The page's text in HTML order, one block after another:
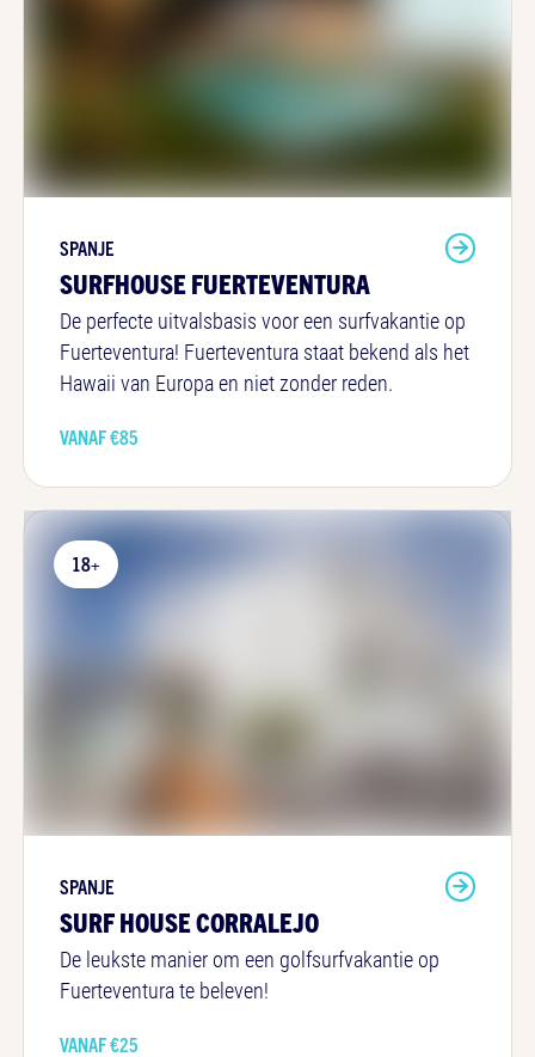
SPANJE
SURFHOUSE FUERTEVENTURA
De perfecte uitvalsbasis voor een surfvakantie op
Fuerteventura! Fuerteventura staat bekend als het
Hawaii van Europa en niet zonder reden.
VANAF €85
18+
SPANJE
SURF HOUSE CORRALEJO
De leukste manier om een golfsurfvakantie op
Fuerteventura te beleven!
VANAF €25